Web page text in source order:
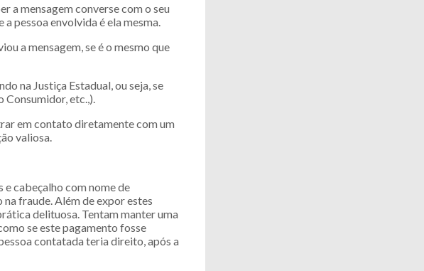
a mensagem converse com o seu
pessoa envolvida é ela mesma.
a mensagem, se é o mesmo que
na Justiça Estadual, ou seja, se
etc.,).
em contato diretamente com um
valiosa.
cabeçalho com nome de
fraude. Além de expor estes
delituosa. Tentam manter uma
se este pagamento fosse
contatada teria direito, após a